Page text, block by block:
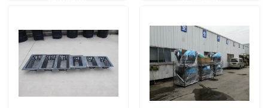
Demandez une citation